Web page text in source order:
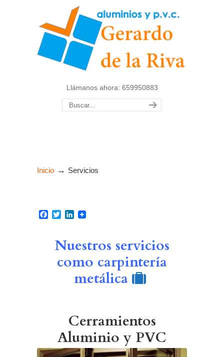
Llámanos ahora: 659950883
Inicio → Servicios
Facebook
TwitterLinkedIn
Nuestros servicios
como carpintería
metálica
Cerramientos
Aluminio y PVC